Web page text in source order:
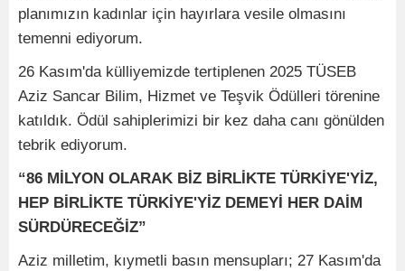
planımızın kadınlar için hayırlara vesile olmasını
temenni ediyorum.
26 Kasım'da külliyemizde tertiplenen 2025 TÜSEB
Aziz Sancar Bilim, Hizmet ve Teşvik Ödülleri törenine
katıldık. Ödül sahiplerimizi bir kez daha canı gönülden
tebrik ediyorum.
“86 MİLYON OLARAK BİZ BİRLİKTE TÜRKİYE'YİZ,
HEP BİRLİKTE TÜRKİYE'YİZ DEMEYİ HER DAİM
SÜRDÜRECEĞİZ”
Aziz milletim, kıymetli basın mensupları; 27 Kasım'da